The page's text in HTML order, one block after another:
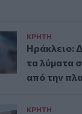
ΚΡΗΤΗ
Ηράκλειο:
τα λύματα
από την
ΚΡΗΤΗ